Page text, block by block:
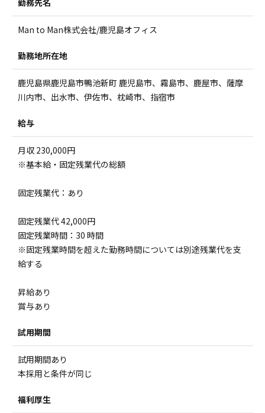
勤務先名
Man to Man株式会社/鹿児島オフィス
勤務地所在地
鹿児島県鹿児島市鴨池新町 鹿児島市、霧島市、鹿屋市、薩摩
川内市、出水市、伊佐市、枕崎市、指宿市
給与
月収 230,000円
※基本給・固定残業代の総額
固定残業代：あり
固定残業代 42,000円
固定残業時間：30 時間
※固定残業時間を超えた勤務時間については別途残業代を支
給する
昇給あり
賞与あり
試用期間
試用期間あり
本採用と条件が同じ
福利厚生